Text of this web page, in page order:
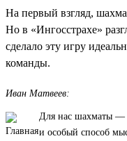
На первый взгляд,
Но в «Ингосстрахе»
сделало эту игру
команды.
Иван Матвеев:
Для нас шахматы —
и особый способ